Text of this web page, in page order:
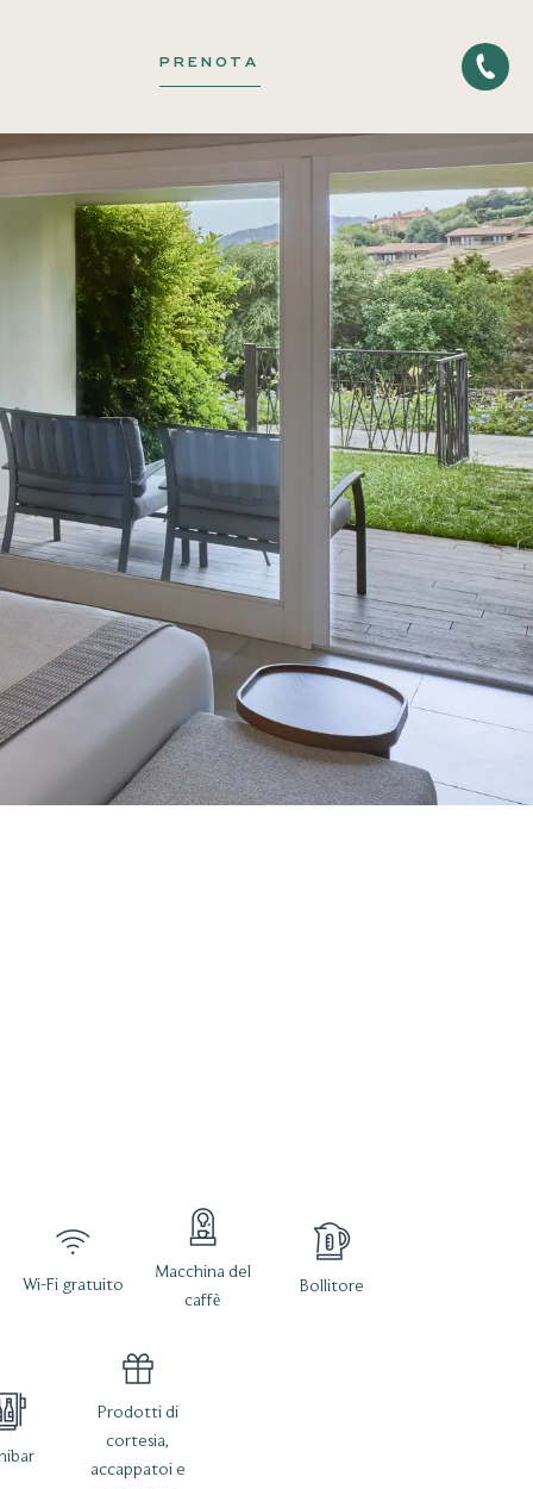
PRENOTA
Wi-Fi gratuito
Macchina del
caffè
Bollitore
Prodotti di
cortesia,
accappatoi e